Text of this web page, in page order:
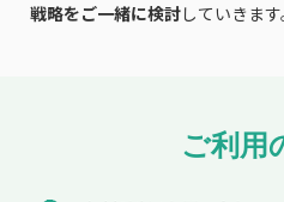
戦略をご一緒に検討していきます
ご利用